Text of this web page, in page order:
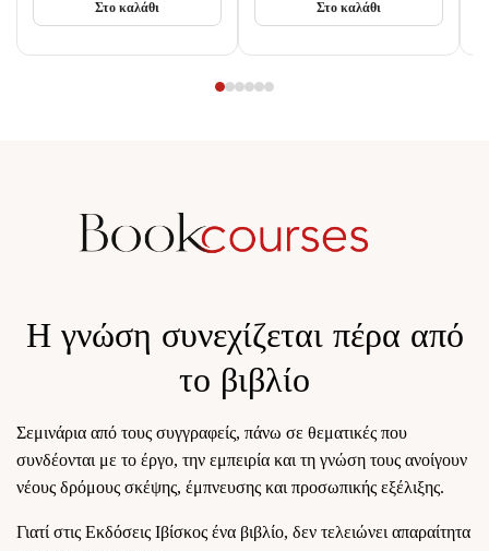
Στο καλάθι Στο καλάθι
Η γνώση συνεχίζεται πέρα από
το βιβλίο
Σεμινάρια από τους συγγραφείς, πάνω σε θεματικές που
συνδέονται με το έργο, την εμπειρία και τη γνώση τους ανοίγουν
νέους δρόμους σκέψης, έμπνευσης και προσωπικής εξέλιξης.
Γιατί στις Εκδόσεις Ιβίσκος ένα βιβλίο, δεν τελειώνει απαραίτητα